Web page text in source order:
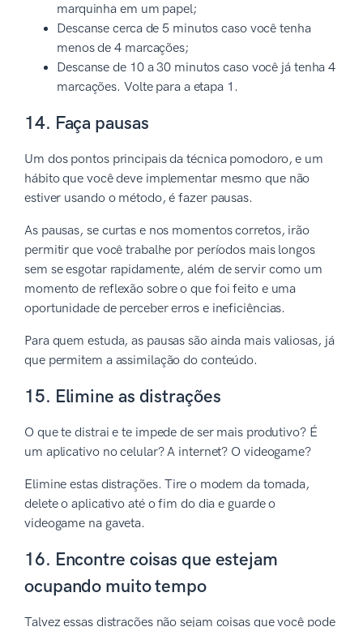
marquinha em um papel;
Descanse cerca de 5 minutos caso você tenha
menos de 4 marcações;
Descanse de 10 a 30 minutos caso você já tenha 4
marcações. Volte para a etapa 1.
14. Faça pausas
Um dos pontos principais da técnica pomodoro, e um
hábito que você deve implementar mesmo que não
estiver usando o método, é fazer pausas.
As pausas, se curtas e nos momentos corretos, irão
permitir que você trabalhe por períodos mais longos
sem se esgotar rapidamente, além de servir como um
momento de reflexão sobre o que foi feito e uma
oportunidade de perceber erros e ineficiências.
Para quem estuda, as pausas são ainda mais valiosas, já
que permitem a assimilação do conteúdo.
15. Elimine as distrações
O que te distrai e te impede de ser mais produtivo? É
um aplicativo no celular? A internet? O videogame?
Elimine estas distrações. Tire o modem da tomada,
delete o aplicativo até o fim do dia e guarde o
videogame na gaveta.
16. Encontre coisas que estejam
ocupando muito tempo
Talvez essas distrações não sejam coisas que você pode